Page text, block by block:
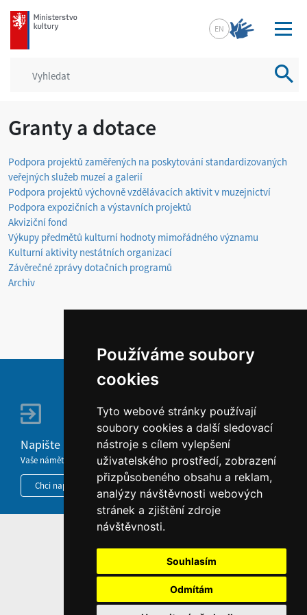
Používáme soubory
cookies
Tyto webové stránky používají
soubory cookies a další sledovací
nástroje s cílem vylepšení
uživatelského prostředí, zobrazení
přizpůsobeného obsahu a reklam,
analýzy návštěvnosti webových
stránek a zjištění zdroje
návštěvnosti.
Souhlasím
Odmítám
mkcr.cz
EN
Granty a dotace
Podpora projektů zaměřených na poskytování standardizovaných
veřejných služeb muzeí a galerií
Podpora projektů výchovně vzdělávacích aktivit v muzejnictví
Podpora expozičních a výstavních projektů
Akviziční fond
Výkupy předmětů kulturní hodnoty mimořádného významu
Kulturní aktivity nestátních organizací
Závěrečné zprávy dotačních programů
Archiv
Napište nám
Vaše náměty, komentáře, připomínky a dotazy nezůstanou bez odezvy.
Chci napsat MKČR
INFORMACE O WEBU